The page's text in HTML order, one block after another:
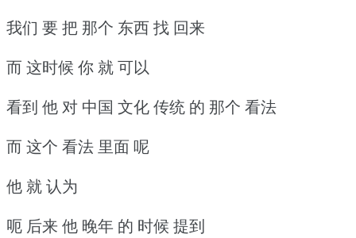
我们 要 把 那个 东西 找 回来
而 这时候 你 就 可以
看到 他 对 中国 文化 传统 的 那个 看法
而 这个 看法 里面 呢
他 就 认为
呃 后来 他 晚年 的 时候 提到